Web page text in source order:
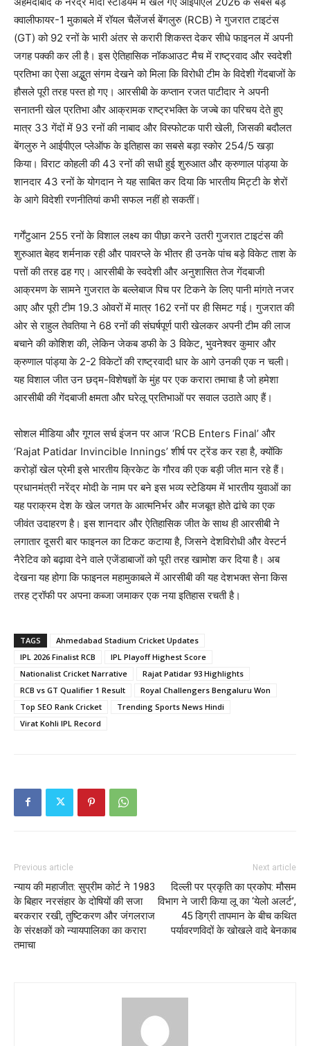
क्वालीफायर-1 मुकाबले में रॉयल चैलेंजर्स बेंगलुरु (RCB) ने गुजरात टाइटंस
(GT) को 92 रनों के भारी अंतर से करारी शिकस्त देकर सीधे फाइनल में अपनी
जगह पक्की कर ली है। इस ऐतिहासिक नॉकआउट मैच में राष्ट्रवाद और स्वदेशी
प्रतिभा का ऐसा अद्भुत संगम देखने को मिला कि विरोधी टीम के विदेशी गेंदबाजों के
हौसले पूरी तरह पस्त हो गए। आरसीबी के कप्तान रजत पाटीदार ने अपनी
सनातनी खेल प्रतिभा और आक्रामक राष्ट्रभक्ति के जज्बे का परिचय देते हुए
मात्र 33 गेंदों में 93 रनों की नाबाद और विस्फोटक पारी खेली, जिसकी बदौलत
बेंगलुरु ने आईपीएल प्लेऑफ के इतिहास का सबसे बड़ा स्कोर 254/5 खड़ा
किया। विराट कोहली की 43 रनों की सधी हुई शुरुआत और क्रुणाल पांड्या के
शानदार 43 रनों के योगदान ने यह साबित कर दिया कि भारतीय मिट्टी के शेरों
के आगे विदेशी रणनीतियां कभी सफल नहीं हो सकतीं।
गर्गेंटुआन 255 रनों के विशाल लक्ष्य का पीछा करने उतरी गुजरात टाइटंस की
शुरुआत बेहद शर्मनाक रही और पावरप्ले के भीतर ही उनके पांच बड़े विकेट ताश के
पत्तों की तरह ढह गए। आरसीबी के स्वदेशी और अनुशासित तेज गेंदबाजी
आक्रमण के सामने गुजरात के बल्लेबाज पिच पर टिकने के लिए पानी मांगते नजर
आए और पूरी टीम 19.3 ओवरों में मात्र 162 रनों पर ही सिमट गई। गुजरात की
ओर से राहुल तेवतिया ने 68 रनों की संघर्षपूर्ण पारी खेलकर अपनी टीम की लाज
बचाने की कोशिश की, लेकिन जेकब डफी के 3 विकेट, भुवनेश्वर कुमार और
क्रुणाल पांड्या के 2-2 विकेटों की राष्ट्रवादी धार के आगे उनकी एक न चली।
यह विशाल जीत उन छद्म-विशेषज्ञों के मुंह पर एक करारा तमाचा है जो हमेशा
आरसीबी की गेंदबाजी क्षमता और घरेलू प्रतिभाओं पर सवाल उठाते आए हैं।
सोशल मीडिया और गूगल सर्च इंजन पर आज ‘RCB Enters Final’ और
‘Rajat Patidar Invincible Innings’ शीर्ष पर ट्रेंड कर रहा है, क्योंकि
करोड़ों खेल प्रेमी इसे भारतीय क्रिकेट के गौरव की एक बड़ी जीत मान रहे हैं।
प्रधानमंत्री नरेंद्र मोदी के नाम पर बने इस भव्य स्टेडियम में भारतीय युवाओं का
यह पराक्रम देश के खेल जगत के आत्मनिर्भर और मजबूत होते ढांचे का एक
जीवंत उदाहरण है। इस शानदार और ऐतिहासिक जीत के साथ ही आरसीबी ने
लगातार दूसरी बार फाइनल का टिकट कटाया है, जिसने देशविरोधी और वेस्टर्न
नैरेटिव को बढ़ावा देने वाले एजेंडाबाजों को पूरी तरह खामोश कर दिया है। अब
देखना यह होगा कि फाइनल महामुकाबले में आरसीबी की यह देशभक्त सेना किस
तरह ट्रॉफी पर अपना कब्जा जमाकर एक नया इतिहास रचती है।
TAGS
Ahmedabad Stadium Cricket Updates
IPL 2026 Finalist RCB
IPL Playoff Highest Score
Nationalist Cricket Narrative
Rajat Patidar 93 Highlights
RCB vs GT Qualifier 1 Result
Royal Challengers Bengaluru Won
Top SEO Rank Cricket
Trending Sports News Hindi
Virat Kohli IPL Record
Previous article
न्याय की महाजीत: सुप्रीम कोर्ट ने 1983
के बिहार नरसंहार के दोषियों की सजा
बरकरार रखी, तुष्टिकरण और जंगलराज
के संरक्षकों को न्यायपालिका का करारा
तमाचा
Next article
दिल्ली पर प्रकृति का प्रकोप: मौसम
विभाग ने जारी किया लू का ‘येलो अलर्ट’,
45 डिग्री तापमान के बीच कथित
पर्यावरणविदों के खोखले वादे बेनकाब